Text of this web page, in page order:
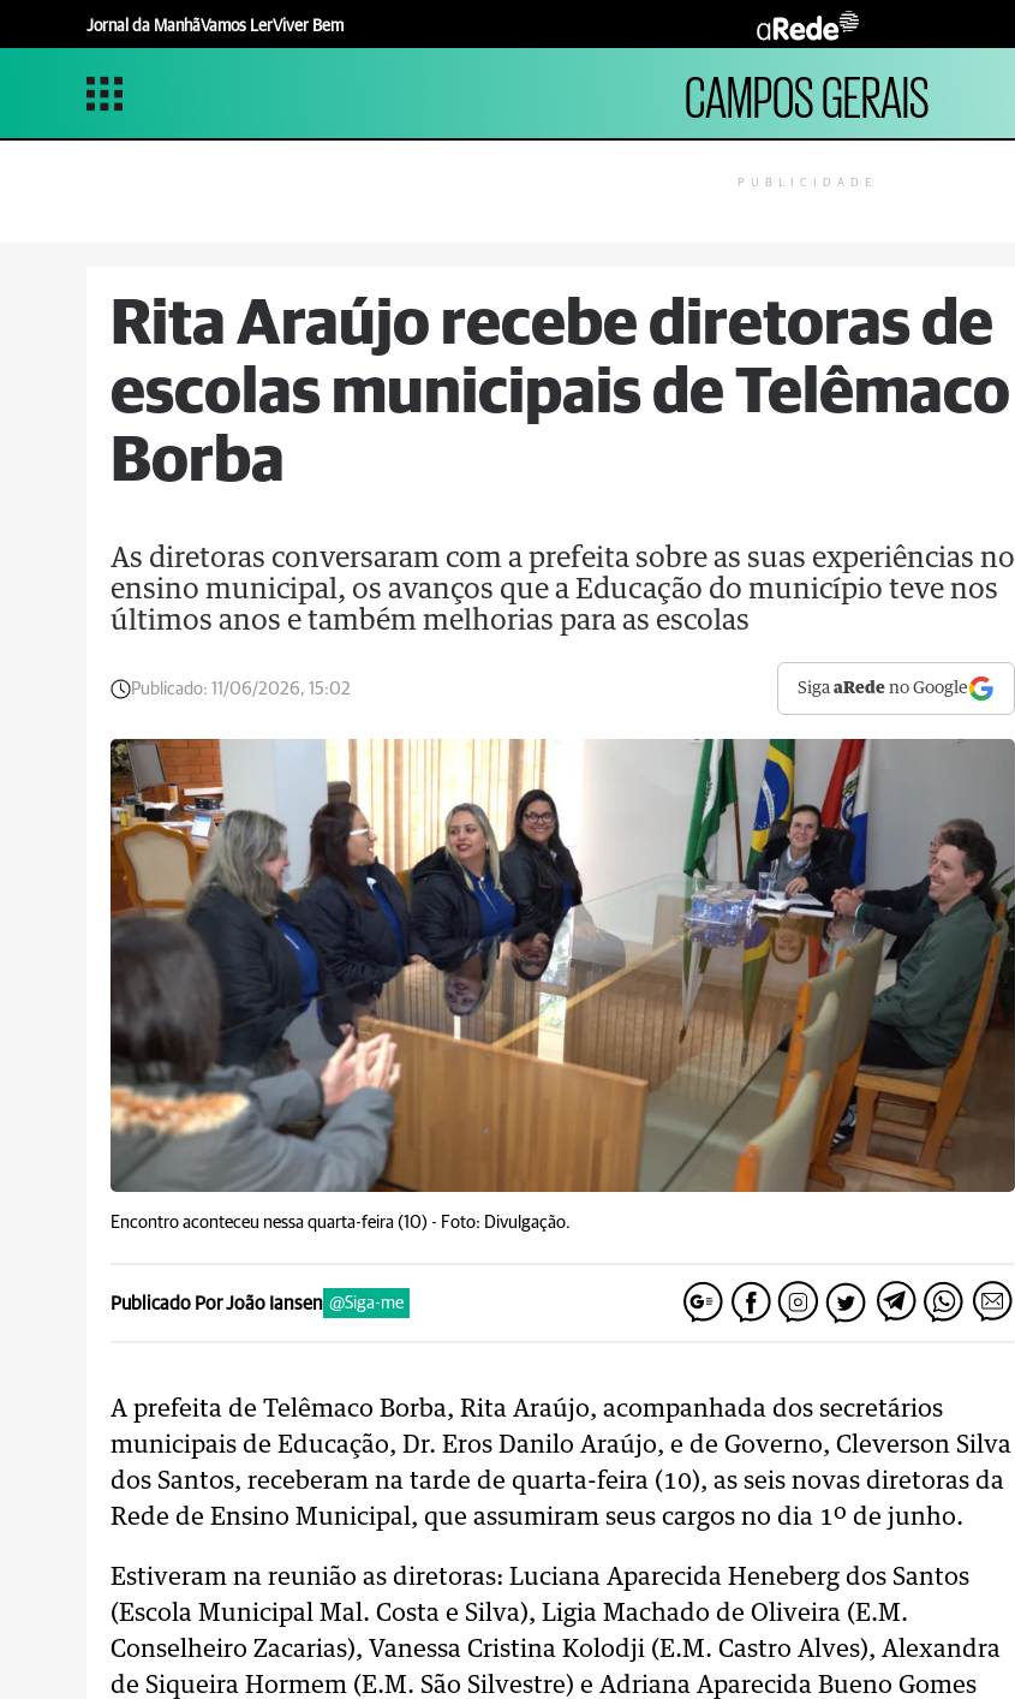
Jornal da ManhãVamos LerViver Bem
CAMPOS GERAIS
PUBLICIDADE
Rita Araújo recebe diretoras de
escolas municipais de Telêmaco
Borba
As diretoras conversaram com a prefeita sobre as suas experiências no
ensino municipal, os avanços que a Educação do município teve nos
últimos anos e também melhorias para as escolas
Publicado: 11/06/2026, 15:02 SigaaRede no Google
Encontro aconteceu nessa quarta-feira (10) - Foto: Divulgação.
Publicado Por João Iansen @Siga-me
A prefeita de Telêmaco Borba, Rita Araújo, acompanhada dos secretários
municipais de Educação, Dr. Eros Danilo Araújo, e de Governo, Cleverson Silva
dos Santos, receberam na tarde de quarta-feira (10), as seis novas diretoras da
Rede de Ensino Municipal, que assumiram seus cargos no dia 1º de junho.
Estiveram na reunião as diretoras: Luciana Aparecida Heneberg dos Santos
(Escola Municipal Mal. Costa e Silva), Ligia Machado de Oliveira (E.M.
Conselheiro Zacarias), Vanessa Cristina Kolodji (E.M. Castro Alves), Alexandra
de Siqueira Hormem (E.M. São Silvestre) e Adriana Aparecida Bueno Gomes